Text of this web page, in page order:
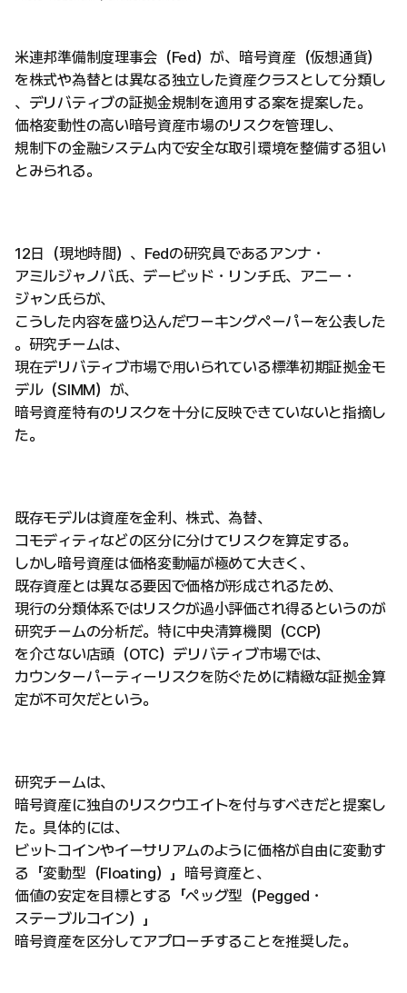
米連邦準備制度理事会（Fed）が、暗号資産（仮想通貨）
を株式や為替とは異なる独立した資産クラスとして分類し
、デリバティブの証拠金規制を適用する案を提案した。
価格変動性の高い暗号資産市場のリスクを管理し、
規制下の金融システム内で安全な取引環境を整備する狙い
とみられる。
12日（現地時間）、Fedの研究員であるアンナ・
アミルジャノバ氏、デービッド・リンチ氏、アニー・
ジャン氏らが、
こうした内容を盛り込んだワーキングペーパーを公表した
。研究チームは、
現在デリバティブ市場で用いられている標準初期証拠金モ
デル（SIMM）が、
暗号資産特有のリスクを十分に反映できていないと指摘し
た。
既存モデルは資産を金利、株式、為替、
コモディティなどの区分に分けてリスクを算定する。
しかし暗号資産は価格変動幅が極めて大きく、
既存資産とは異なる要因で価格が形成されるため、
現行の分類体系ではリスクが過小評価され得るというのが
研究チームの分析だ。特に中央清算機関（CCP）
を介さない店頭（OTC）デリバティブ市場では、
カウンターパーティーリスクを防ぐために精緻な証拠金算
定が不可欠だという。
研究チームは、
暗号資産に独自のリスクウエイトを付与すべきだと提案し
た。具体的には、
ビットコインやイーサリアムのように価格が自由に変動す
る「変動型（Floating）」暗号資産と、
価値の安定を目標とする「ペッグ型（Pegged・
ステーブルコイン）」
暗号資産を区分してアプローチすることを推奨した。